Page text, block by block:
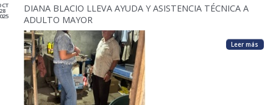
28
DIANA BLACIO LLEVA AYUDA Y ASISTENCIA TÉCNICA A
ADULTO MAYOR
Leer más